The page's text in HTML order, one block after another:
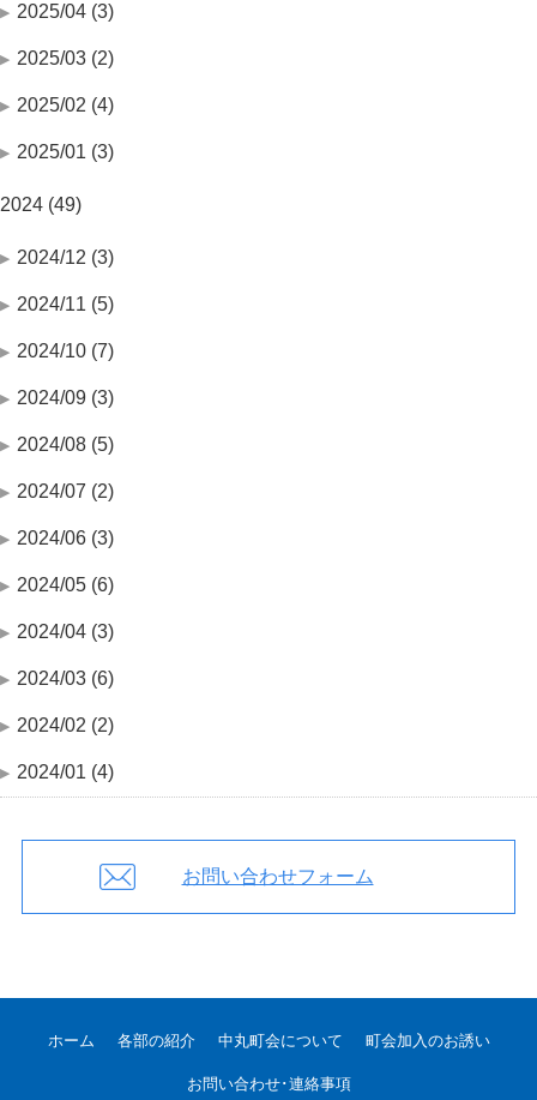
2025/04 (3)
2025/03 (2)
2025/02 (4)
2025/01 (3)
2024 (49)
2024/12 (3)
2024/11 (5)
2024/10 (7)
2024/09 (3)
2024/08 (5)
2024/07 (2)
2024/06 (3)
2024/05 (6)
2024/04 (3)
2024/03 (6)
2024/02 (2)
2024/01 (4)
お問い合わせフォーム
ホーム 各部の紹介 中丸町会について 町会加入のお誘い
お問い合わせ･連絡事項